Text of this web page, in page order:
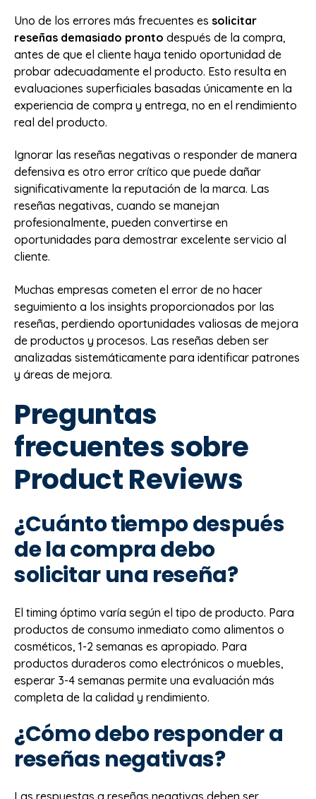
Uno de los errores más frecuentes es solicitar
reseñas demasiado pronto después de la compra,
antes de que el cliente haya tenido oportunidad de
probar adecuadamente el producto. Esto resulta en
evaluaciones superficiales basadas únicamente en la
experiencia de compra y entrega, no en el rendimiento
real del producto.
Ignorar las reseñas negativas o responder de manera
defensiva es otro error crítico que puede dañar
significativamente la reputación de la marca. Las
reseñas negativas, cuando se manejan
profesionalmente, pueden convertirse en
oportunidades para demostrar excelente servicio al
cliente.
Muchas empresas cometen el error de no hacer
seguimiento a los insights proporcionados por las
reseñas, perdiendo oportunidades valiosas de mejora
de productos y procesos. Las reseñas deben ser
analizadas sistemáticamente para identificar patrones
y áreas de mejora.
Preguntas
frecuentes sobre
Product Reviews
¿Cuánto tiempo después
de la compra debo
solicitar una reseña?
El timing óptimo varía según el tipo de producto. Para
productos de consumo inmediato como alimentos o
cosméticos, 1-2 semanas es apropiado. Para
productos duraderos como electrónicos o muebles,
esperar 3-4 semanas permite una evaluación más
completa de la calidad y rendimiento.
¿Cómo debo responder a
reseñas negativas?